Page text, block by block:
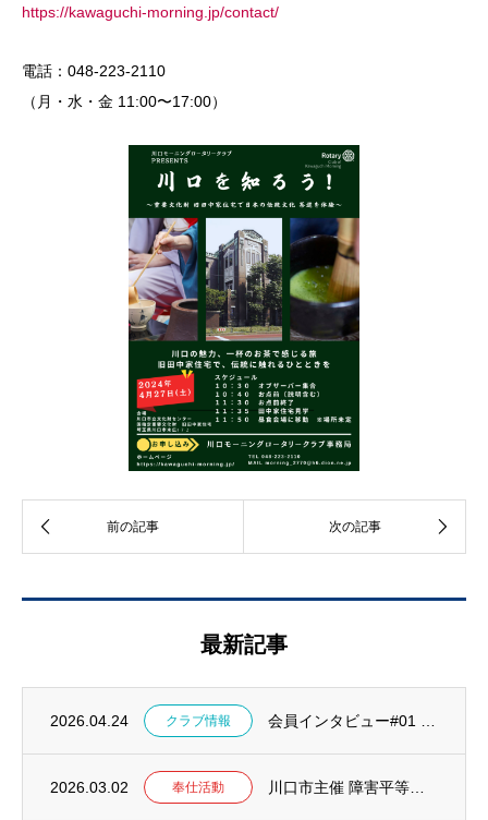
https://kawaguchi-morning.jp/contact/
電話：048-223-2110
（月・水・金 11:00〜17:00）
最新記事
2026.04.24 クラブ情報 会員インタビュー#01 をアップしました
2026.03.02 奉仕活動 川口市主催 障害平等研修情報